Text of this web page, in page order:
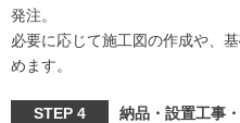
発注。
必要に応じて施工図の作成や、
めます。
STEP 4 納品・設置工事